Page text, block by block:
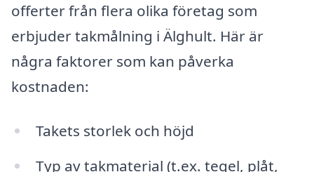
offerter från flera olika företag som
erbjuder takmålning i Älghult. Här är
några faktorer som kan påverka
kostnaden:
Takets storlek och höjd
Typ av takmaterial (t.ex. tegel, plåt,